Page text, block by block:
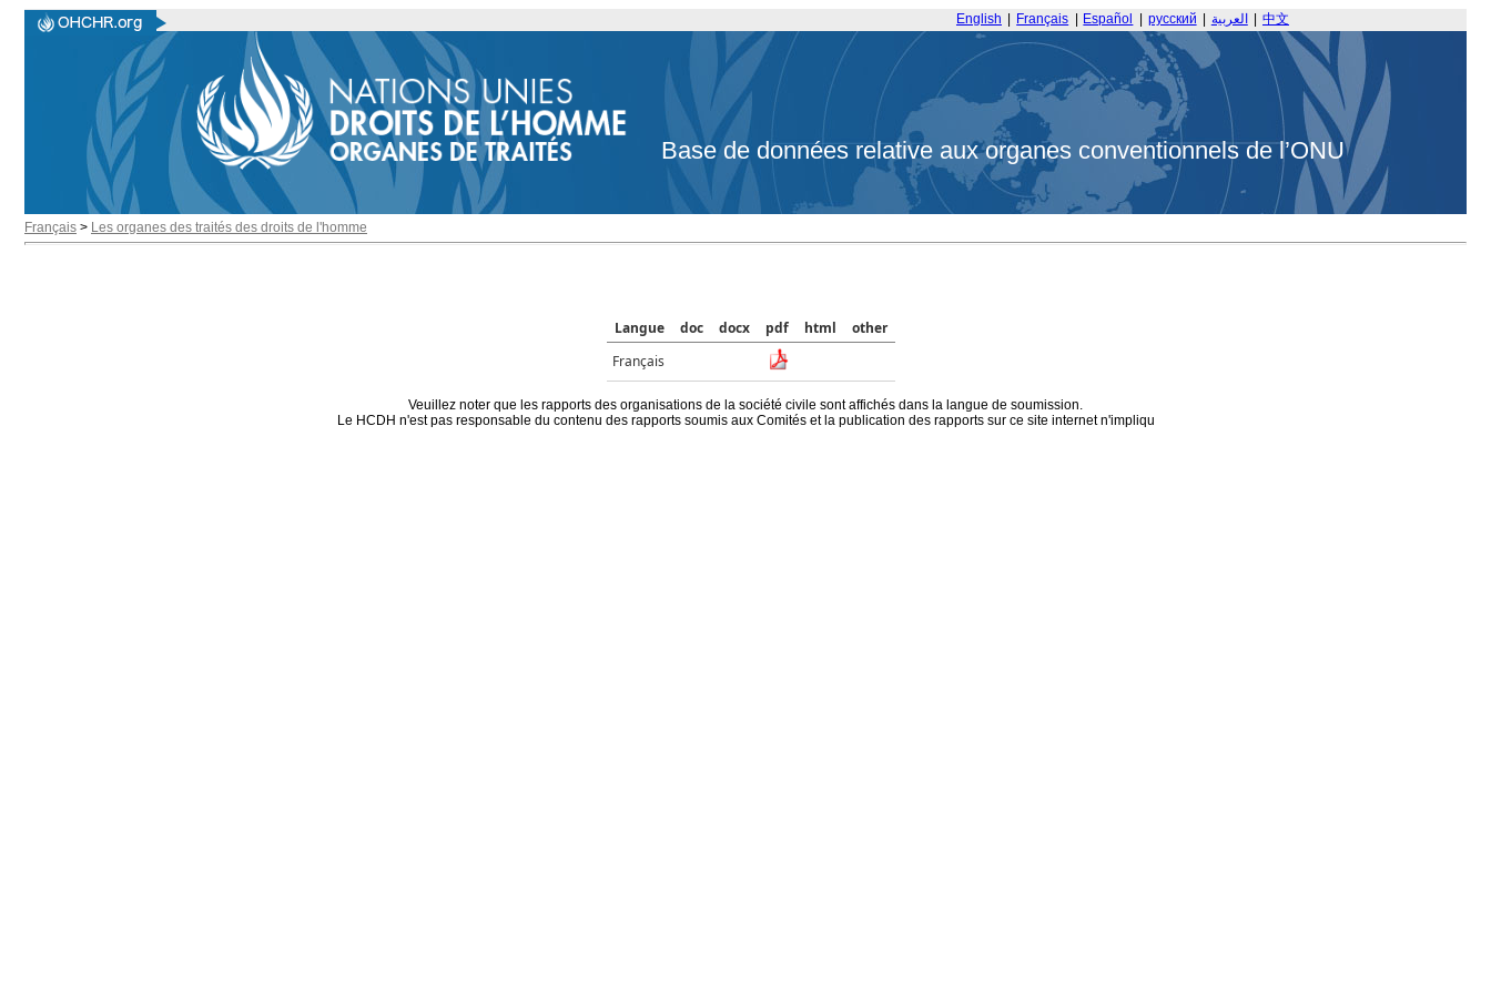
English Français Español русский العربية 中文
Base de données relative aux organes conventionnels de l’ONU
Français > Les organes des traités des droits de l'homme
Langue doc docx pdf html
other
Français
Veuillez noter que les rapports des organisations de la société civile sont affichés dans la langue de soumission.
Le HCDH n'est pas responsable du contenu des rapports soumis aux Comités et la publication des rapports sur ce site internet n'impliqu